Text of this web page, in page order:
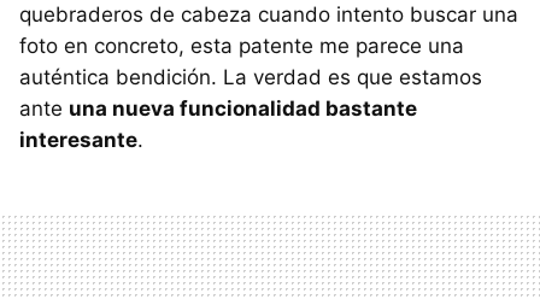
quebraderos de cabeza cuando intento buscar una
foto en concreto, esta patente me parece una
auténtica bendición. La verdad es que estamos
ante una nueva funcionalidad bastante
interesante.